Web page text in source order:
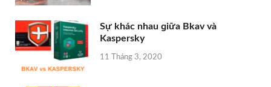
Sự khác nhau ɡiữa Bkav và
Kaspersky
11 Tháng 3, 2020